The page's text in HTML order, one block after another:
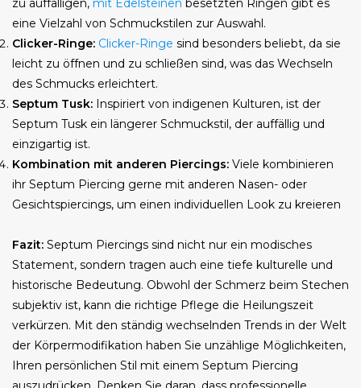
zu auffälligen, mit Edelsteinen besetzten Ringen gibt es
eine Vielzahl von Schmuckstilen zur Auswahl.
Clicker-Ringe: Clicker-Ringe sind besonders beliebt, da sie
leicht zu öffnen und zu schließen sind, was das Wechseln
des Schmucks erleichtert.
Septum Tusk: Inspiriert von indigenen Kulturen, ist der
Septum Tusk ein längerer Schmuckstil, der auffällig und
einzigartig ist.
Kombination mit anderen Piercings: Viele kombinieren
ihr Septum Piercing gerne mit anderen Nasen- oder
Gesichtspiercings, um einen individuellen Look zu kreieren
Fazit: Septum Piercings sind nicht nur ein modisches
Statement, sondern tragen auch eine tiefe kulturelle und
historische Bedeutung. Obwohl der Schmerz beim Stechen
subjektiv ist, kann die richtige Pflege die Heilungszeit
verkürzen. Mit den ständig wechselnden Trends in der Welt
der Körpermodifikation haben Sie unzählige Möglichkeiten,
Ihren persönlichen Stil mit einem Septum Piercing